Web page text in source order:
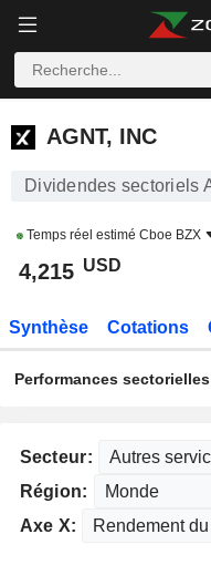
AGNT, INC
AGNT, INC
Dividendes sectoriels
Temps réel estimé Cboe BZX
4,215 USD
Synthèse Cotations
Performances sectorielles
Secteur:
Région:
Axe X: